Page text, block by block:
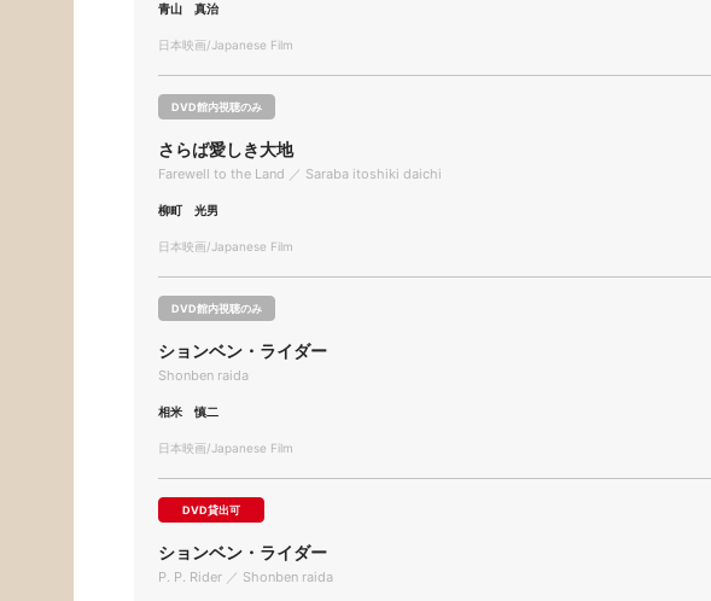
青山 真治
日本映画/Japanese Film
DVD館内視聴のみ
さらば愛しき大地
Farewell to the Land ／ Saraba itoshiki daichi
柳町 光男
日本映画/Japanese Film
DVD館内視聴のみ
ションベン・ライダー
Shonben raida
相米 慎二
日本映画/Japanese Film
DVD貸出可
ションベン・ライダー
P. P. Rider ／ Shonben raida